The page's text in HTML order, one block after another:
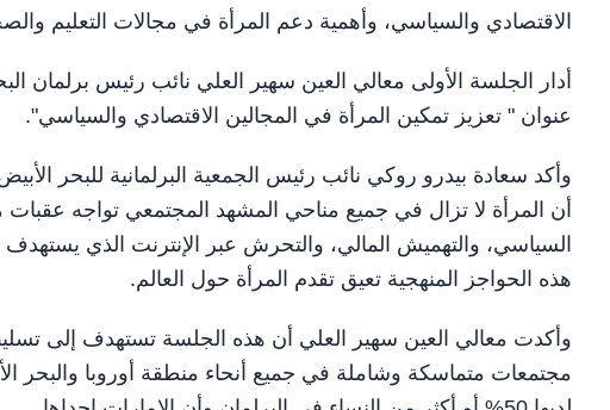
الاقتصادي والسياسي، وأهمية دعم المرأة في مجالات التعليم
أدار الجلسة الأولى معالي العين سهير العلي نائب رئيس برلمان
عنوان " تعزيز تمكين المرأة في المجالين الاقتصادي والسياسي".
وأكد سعادة بيدرو روكي نائب رئيس الجمعية البرلمانية للبحر
أن المرأة لا تزال في جميع مناحي المشهد المجتمعي تواجه
السياسي، والتهميش المالي، والتحرش عبر الإنترنت الذي يستهدف
هذه الحواجز المنهجية تعيق تقدم المرأة حول العالم.
وأكدت معالي العين سهير العلي أن هذه الجلسة تستهدف إلى
مجتمعات متماسكة وشاملة في جميع أنحاء منطقة أوروبا